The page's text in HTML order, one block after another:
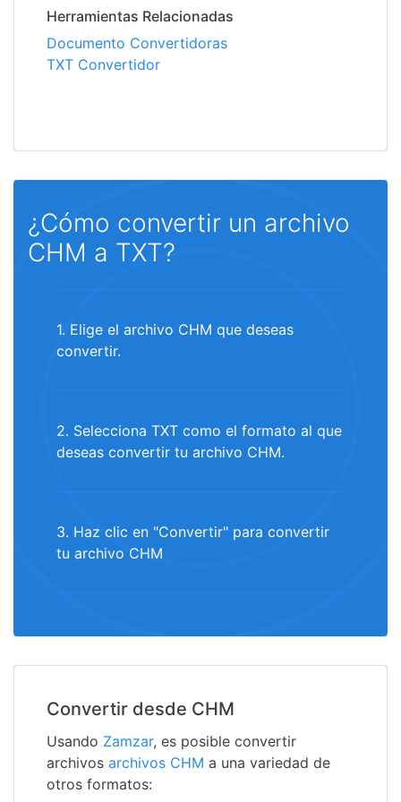
Herramientas Relacionadas
Documento Convertidoras
TXT Convertidor
¿Cómo convertir un archivo
CHM a TXT?
1. Elige el archivo CHM que deseas
convertir.
2. Selecciona TXT como el formato al que
deseas convertir tu archivo CHM.
3. Haz clic en "Convertir" para convertir
tu archivo CHM
Convertir desde CHM
Usando Zamzar, es posible convertir
archivos archivos CHM a una variedad de
otros formatos: